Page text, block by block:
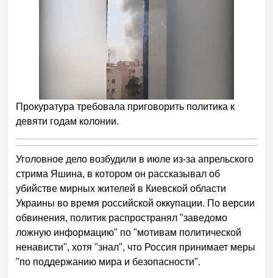
Прокуратура требовала приговорить политика к
девяти годам колонии.
Уголовное дело возбудили в июле из-за апрельского
стрима Яшина, в котором он рассказывал об
убийстве мирных жителей в Киевской области
Украины во время российской оккупации. По версии
обвинения, политик распространял "заведомо
ложную информацию" по "мотивам политической
ненависти", хотя "знал", что Россия принимает меры
"по поддержанию мира и безопасности".